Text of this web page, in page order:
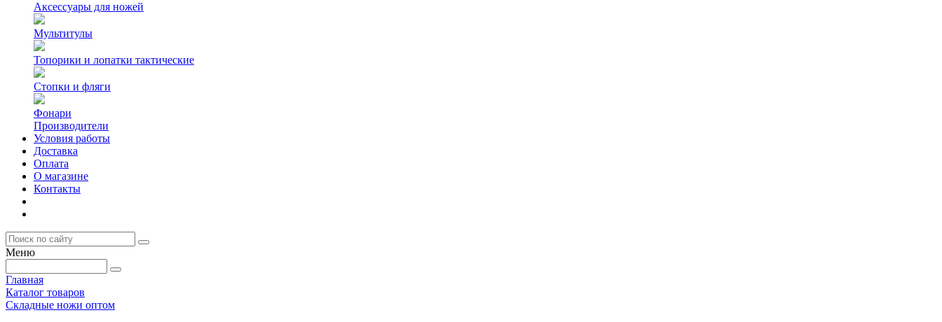
Аксессуары для ножей
Мультитулы
Топорики и лопатки тактические
Стопки и фляги
Фонари
Производители
Условия работы
Доставка
Оплата
О магазине
Контакты
Меню
Главная
Каталог товаров
Складные ножи оптом